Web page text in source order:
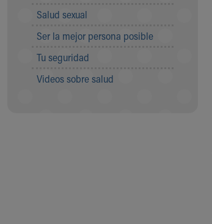
More childhood, please.™
Cincinnati Children's
MyChart Telehealth Visits
Directions
Salud sexual
Ser la mejor persona posible
Tu seguridad
Videos sobre salud